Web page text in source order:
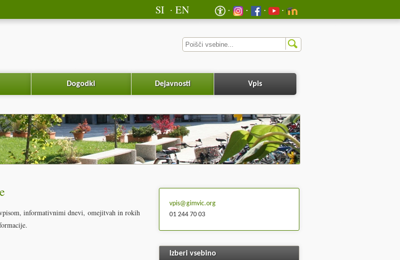
EN
SI
Dogodki Dejavnosti Vpis
informativnimi dnevi, omejitvah in rokih
vpis@gimvic.org
01 244 70 03
Izberi vsebino